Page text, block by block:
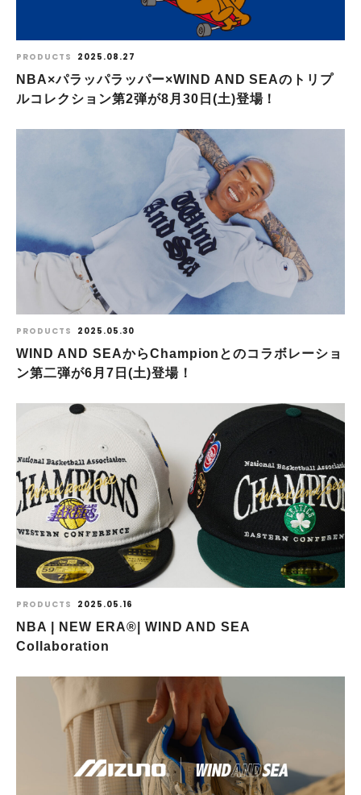
PRODUCTS 2025.08.27
NBA×パラッパラッパー×WIND AND SEAのトリプ
ルコレクション第2弾が8月30日(土)登場！
PRODUCTS 2025.05.30
WIND AND SEAからChampionとのコラボレーショ
ン第二弾が6月7日(土)登場！
PRODUCTS 2025.05.16
NBA | NEW ERA®| WIND AND SEA
Collaboration